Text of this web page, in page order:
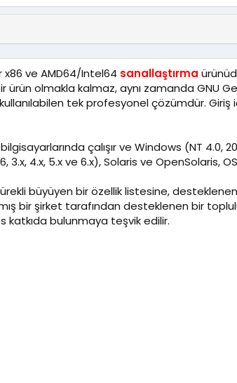
x86 ve AMD64/Intel64 sanallaştırma
olmakla kalmaz, aynı zamanda GNU
tek profesyonel çözümdür. Giriş
çalışır ve Windows (NT 4.0,
3.x, 4.x, 5.x ve 6.x), Solaris ve OpenSolaris,
büyüyen bir özellik listesine,
bir şirket tarafından desteklenen bir
katkıda bulunmaya teşvik edilir.